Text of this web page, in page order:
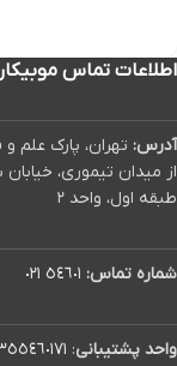
اطلاعات تماس موبیکار
آدرس: تهران، پارک علم
طبقه اول، واحد ۲
شماره تماس: ٥٤٦٠١ ٠٢١
واحد پشتیبانی: